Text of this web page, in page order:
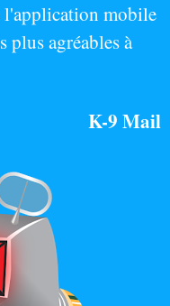
l'application mobile
plus agréables à
K-9 Mail